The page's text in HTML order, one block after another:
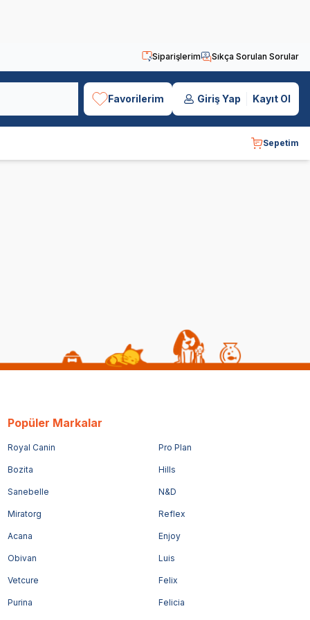
Siparişlerim Sıkça Sorulan Sorular
Favorilerim Giriş Yap Kayıt Ol
Sepetim
Popüler Markalar
Royal Canin Pro Plan
Bozita Hills
Sanebelle N&D
Miratorg Reflex
Acana Enjoy
Obivan Luis
Vetcure Felix
Purina Felicia